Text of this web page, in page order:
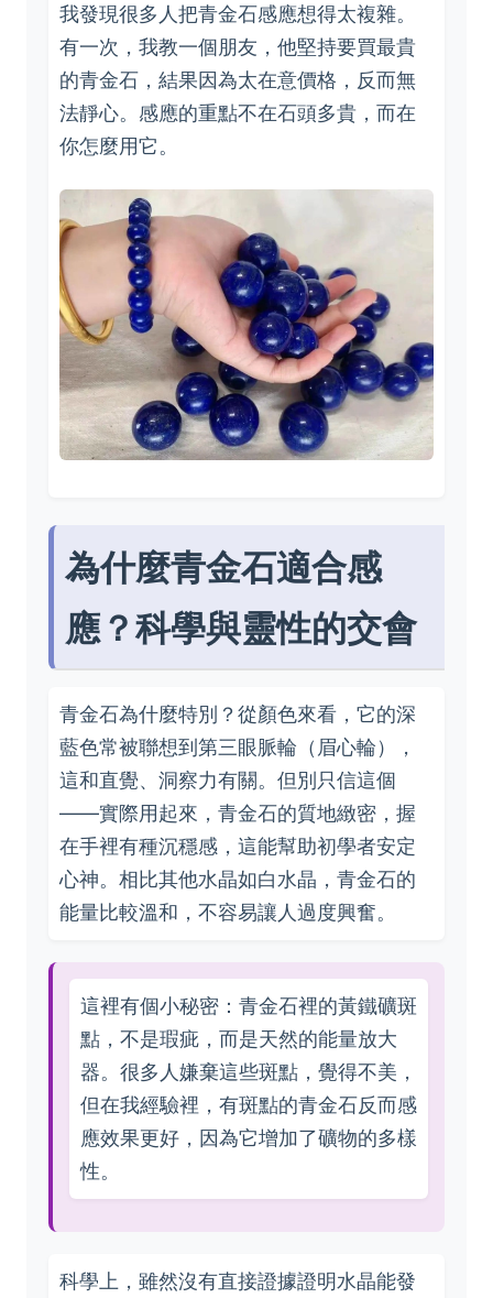
我發現很多人把青金石感應想得太複雜。
有一次，我教一個朋友，他堅持要買最貴
的青金石，結果因為太在意價格，反而無
法靜心。感應的重點不在石頭多貴，而在
你怎麼用它。
為什麼青金石適合感
應？科學與靈性的交會
青金石為什麼特別？從顏色來看，它的深
藍色常被聯想到第三眼脈輪（眉心輪），
這和直覺、洞察力有關。但別只信這個
——實際用起來，青金石的質地緻密，握
在手裡有種沉穩感，這能幫助初學者安定
心神。相比其他水晶如白水晶，青金石的
能量比較溫和，不容易讓人過度興奮。
這裡有個小秘密：青金石裡的黃鐵礦斑
點，不是瑕疵，而是天然的能量放大
器。很多人嫌棄這些斑點，覺得不美，
但在我經驗裡，有斑點的青金石反而感
應效果更好，因為它增加了礦物的多樣
性。
科學上，雖然沒有直接證據證明水晶能發